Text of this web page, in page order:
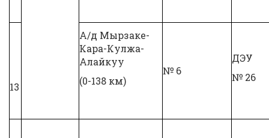
13
А/д Мырзаке-
Кара-Кулжа-
Алайкуу
(0-138 км)
№ 6
ДЭУ
№ 26